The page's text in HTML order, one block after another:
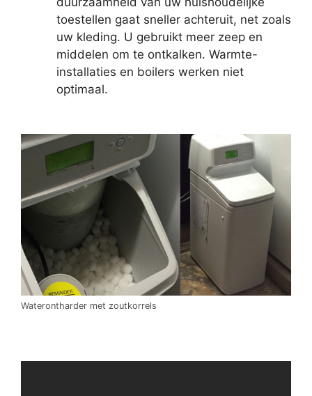
toestellen gaat sneller achteruit, net zoals
uw kleding. U gebruikt meer zeep en
middelen om te ontkalken. Warmte-
installaties en boilers werken niet
optimaal.
Waterontharder met zoutkorrels